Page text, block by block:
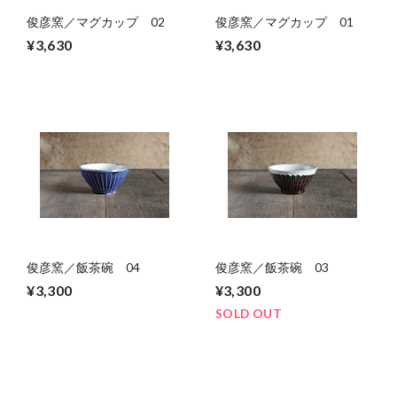
俊彦窯／マグカップ 02
¥3,630
俊彦窯／マグカップ 01
¥3,630
俊彦窯／飯茶碗 04
¥3,300
俊彦窯／飯茶碗 03
¥3,300
SOLD OUT